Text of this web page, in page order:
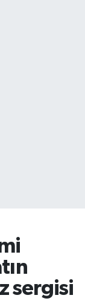
sergisi